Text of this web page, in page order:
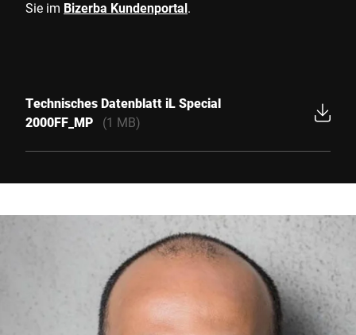
Sie im Bizerba Kundenportal.
Technisches Datenblatt iL Special
2000FF_MP
(1 MB)